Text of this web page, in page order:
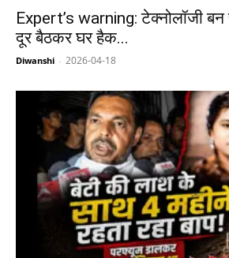
Expert’s warning: टेक्नोलॉजी बन
दूर बैठकर घर हैक...
Diwanshi - 2026-04-18